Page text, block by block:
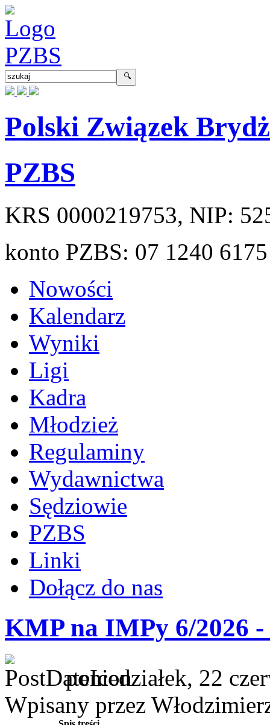
Polski Związek
PZBS
KRS 0000219753, NIP:
konto PZBS: 07 1240
Nowości
Kalendarz
Wyniki
Ligi
Kadra
Młodzież
Regulaminy
Wydawnictwa
Sędziowie
PZBS
Linki
Dołącz do nas
KMP na IMPy 6/2026
poniedziałek, 22
Wpisany przez